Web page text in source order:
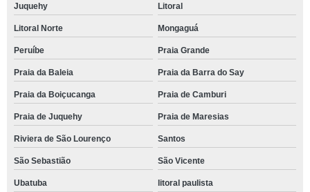
Juquehy Litoral
Litoral Norte Mongaguá
Peruíbe Praia Grande
Praia da Baleia Praia da Barra do Say
Praia da Boiçucanga Praia de Camburi
Praia de Juquehy Praia de Maresias
Riviera de São Lourenço Santos
São Sebastião São Vicente
Ubatuba
litoral paulista